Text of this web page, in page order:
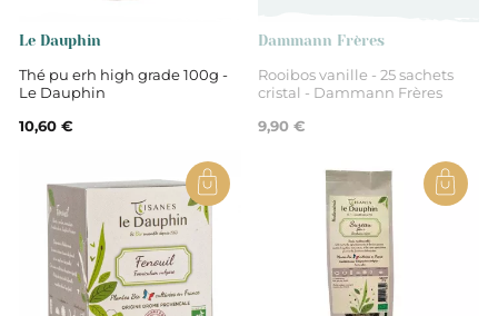
Verveine feuille coupée
Tisanes et infusions
Tisane
Le Dauphin
Thé pu erh high grade 100g -
Le Dauphin
10,60 €
Dammann Frères
Rooibos vanille - 25 sachets
cristal - Dammann Frères
9,90 €